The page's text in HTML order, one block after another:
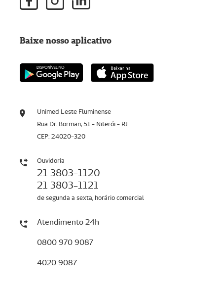
Unimed Leste Fluminense
Rua Dr. Borman, 51 - Niterói - RJ
CEP: 24020-320
Ouvidoria
21 3803-1120
21 3803-1121
de segunda a sexta, horário comercial
Atendimento 24h
0800 970 9087
4020 9087
Baixe nosso aplicativo